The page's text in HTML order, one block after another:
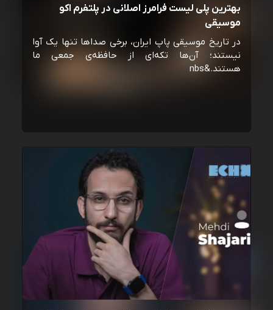
بهترین پلی لیست فرامرز اصلانی در پلتفرم اکو
موسیقی
در تاریخ موسیقی پاپ ایران، برخی صداها تنها یک آوا
نیستند؛ آن‌ها تکه‌ای از حافظه‌ی جمعی ما
هستند.&nbs